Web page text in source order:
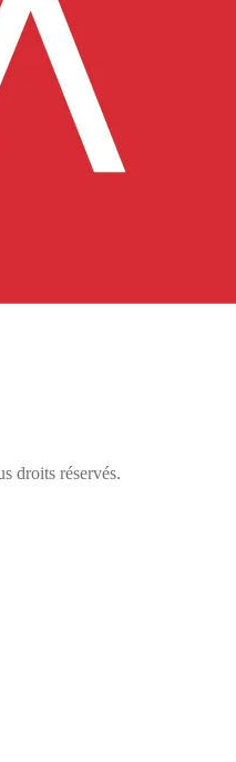
droits réservés.